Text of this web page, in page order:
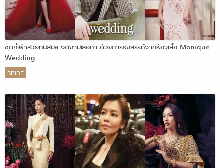
ชุดกี่เพ้าสวยทันสมัย งดงามเลอค่า ด้วยการรังสรรค์จากห้องเสื้อ Monique
Wedding
BRIDE